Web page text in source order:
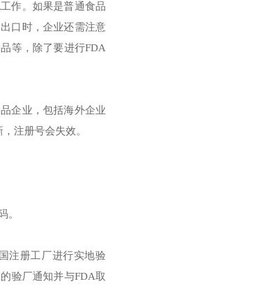
作。如果是普通食品
口时，企业还需注意
等，除了要进行FDA
企业，包括海外企业
注册号会失效。
。
注册工厂进行实地验
验厂通知并与FDA取